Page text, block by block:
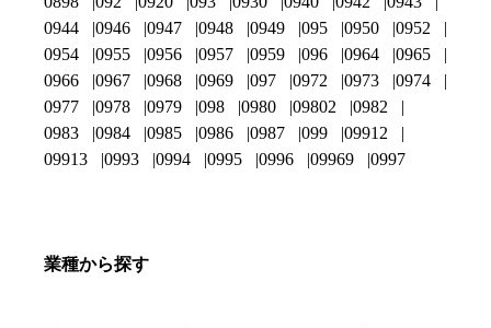
0944
0946 0947 0948 0949 095 0950
0952
0954
0955 0956 0957 0959 096 0964
0965
0966
0967 0968 0969 097 0972 0973
0974
0977
0978 0979 098 0980 09802
0982
0983
0984 0985 0986 0987 099
09912
09913
0993 0994 0995 0996 09969 0997
業種から探す